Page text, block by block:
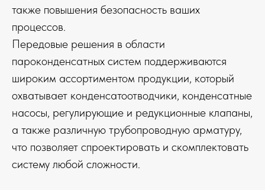
также повышения безопасность ваших
процессов.
Передовые решения в области
пароконденсатных систем поддерживаются
широким ассортиментом продукции, который
охватывает конденсатоотводчики, конденсатные
насосы, регулирующие и редукционные клапаны,
а также различную трубопроводную арматуру,
что позволяет спроектировать и скомплектовать
систему любой сложности.